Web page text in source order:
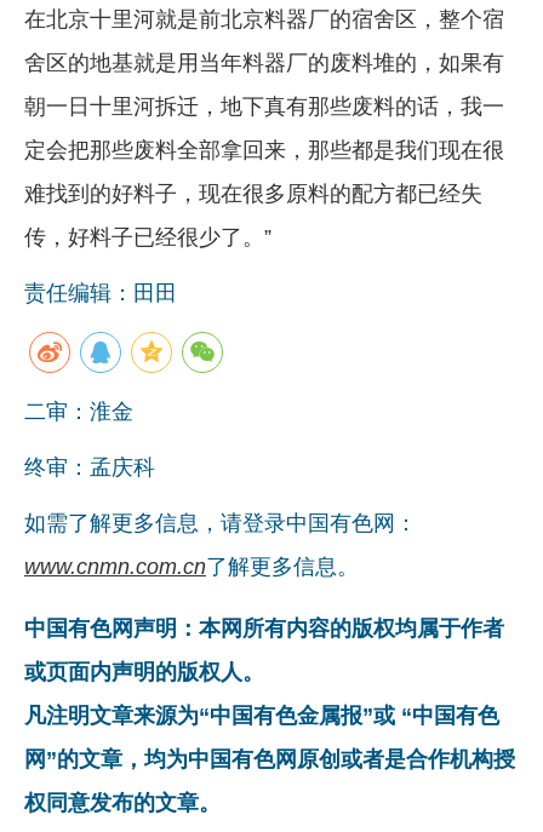
在北京十里河就是前北京料器厂的宿舍区，整个宿
舍区的地基就是用当年料器厂的废料堆的，如果有
朝一日十里河拆迁，地下真有那些废料的话，我一
定会把那些废料全部拿回来，那些都是我们现在很
难找到的好料子，现在很多原料的配方都已经失
传，好料子已经很少了。”
责任编辑：田田
二审：淮金
终审：孟庆科
如需了解更多信息，请登录中国有色网：
www.cnmn.com.cn了解更多信息。
中国有色网声明：本网所有内容的版权均属于作者
或页面内声明的版权人。
凡注明文章来源为“中国有色金属报”或 “中国有色
网”的文章，均为中国有色网原创或者是合作机构授
权同意发布的文章。